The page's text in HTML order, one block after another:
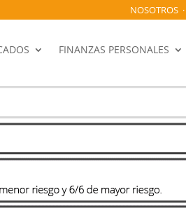
NOSOTROS·
FINANZAS PERSONALES